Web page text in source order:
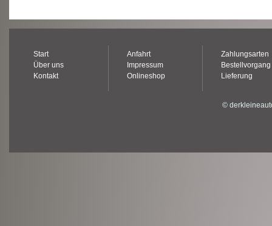
Start
Über uns
Kontakt
Anfahrt
Impressum
Onlineshop
Zahlungsarten
Bestellvorgang
Lieferung
©